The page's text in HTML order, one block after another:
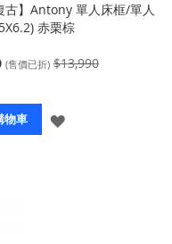
古】Antony 單人床框/單人
赤栗棕
(售價已折) $13,990
物車
登